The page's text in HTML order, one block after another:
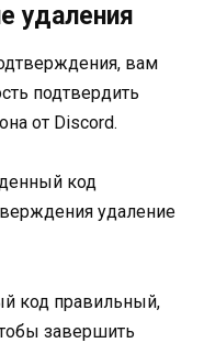
удаления
вам
подтвердить
от Discord.
код
удаление
код правильный,
завершить